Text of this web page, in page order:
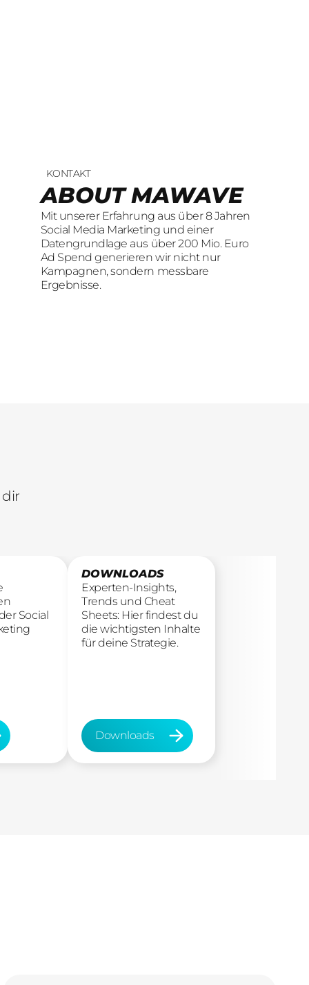
KONTAKT
ABOUT MAWAVE
Mit unserer Erfahrung aus über 8 Jahren
Social Media Marketing und einer
Datengrundlage aus über 200 Mio. Euro
Ad Spend generieren wir nicht nur
Kampagnen, sondern messbare
Ergebnisse.
UNSERE LEISTUNGEN
SOCIAL LEAD
AGENTUR
Mit unserer Erfahrung aus über 8 Jahren
Social Media Marketing und einer
Datengrundlage aus über 200 Mio. Euro
Ad Spend generieren wir nicht nur
KOMM INS
TEAM
Wir sind auf der Suche nach motivierten
und engagierten Menschen, die mit
kreativen Ideen und
dir
Social
DOWNLOADS
Experten-Insights,
Trends und Cheat
Sheets: Hier findest du
die wichtigsten Inhalte
für deine Strategie.
Downloads
Downloads